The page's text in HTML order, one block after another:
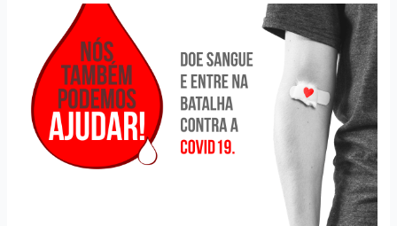
Fecomércio-
realiza
campanha
de
doação
sangue